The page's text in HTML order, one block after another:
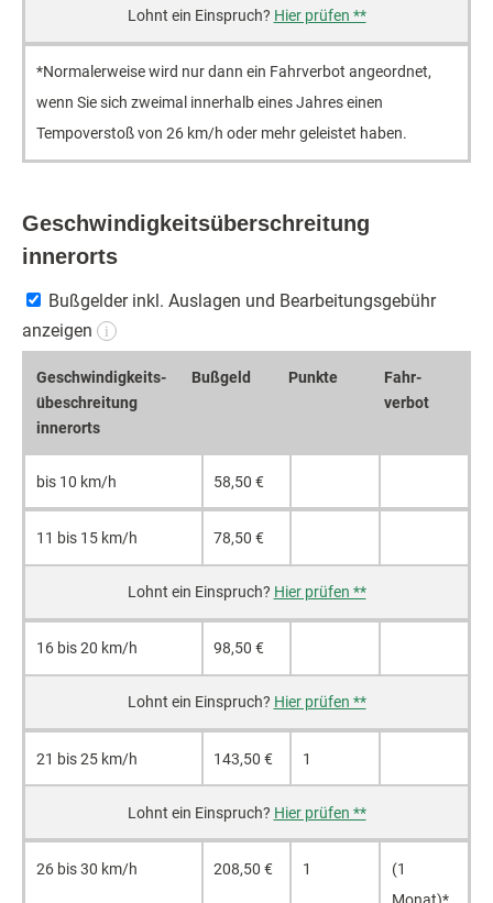
Hier prüfen **
*Normalerweise wird nur dann ein Fahrverbot angeordnet,
wenn Sie sich zweimal innerhalb eines Jahres einen
Tempoverstoß von 26 km/h oder mehr geleistet haben.
Geschwindigkeitsüberschreitung
innerorts
Bußgelder inkl. Auslagen und Bearbeitungsgebühr
anzeigen
i
Geschwin­digkeits­
übeschrei­tung
innerorts
Bußgeld Punkte
Fahr­
verbot
bis 10 km/h 58,50 €
11 bis 15 km/h 78,50 €
Hier prüfen **
16 bis 20 km/h 98,50 €
Hier prüfen **
21 bis 25 km/h 143,50 € 1
Hier prüfen **
26 bis 30 km/h 208,50 € 1
(1